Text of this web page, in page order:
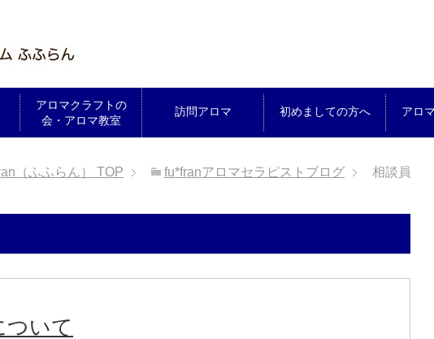
アロマクラフトの
会・アロマ教室
訪問アロマ 初めましての方へ アロ
（ふふらん） TOP fu*franアロマセラピストブログ 相談員
いて